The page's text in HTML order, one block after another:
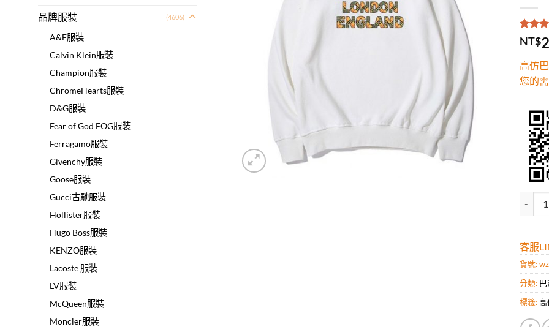
品牌服裝 (4606)
A&F服裝
Calvin Klein服裝
Champion服裝
ChromeHearts服裝
D&G服裝
Fear of God FOG服裝
Ferragamo服裝
Givenchy服裝
Goose服裝
Gucci古馳服裝
Hollister服裝
Hugo Boss服裝
KENZO服裝
Lacoste 服裝
LV服裝
McQueen服裝
Moncler服裝
評分
5，
1
分
NT$
高仿
您的
客服
貨號:
分類:
標籤:高